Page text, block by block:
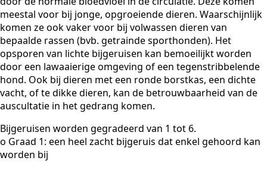
meestal voor bij jonge, opgroeiende dieren. Waarschijnlijk
komen ze ook vaker voor bij volwassen dieren van
bepaalde rassen (bvb. getrainde sporthonden). Het
opsporen van lichte bijgeruisen kan bemoeilijkt worden
door een lawaaierige omgeving of een tegenstribbelende
hond. Ook bij dieren met een ronde borstkas, een dichte
vacht, of te dikke dieren, kan de betrouwbaarheid van de
auscultatie in het gedrang komen.
Bijgeruisen worden gegradeerd van 1 tot 6.
o Graad 1: een heel zacht bijgeruis dat enkel gehoord kan
worden bij